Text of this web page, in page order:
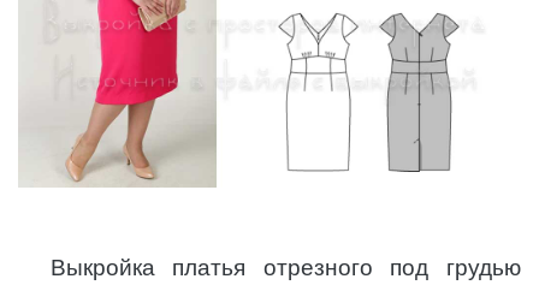
Выкройка платья отрезного под грудью